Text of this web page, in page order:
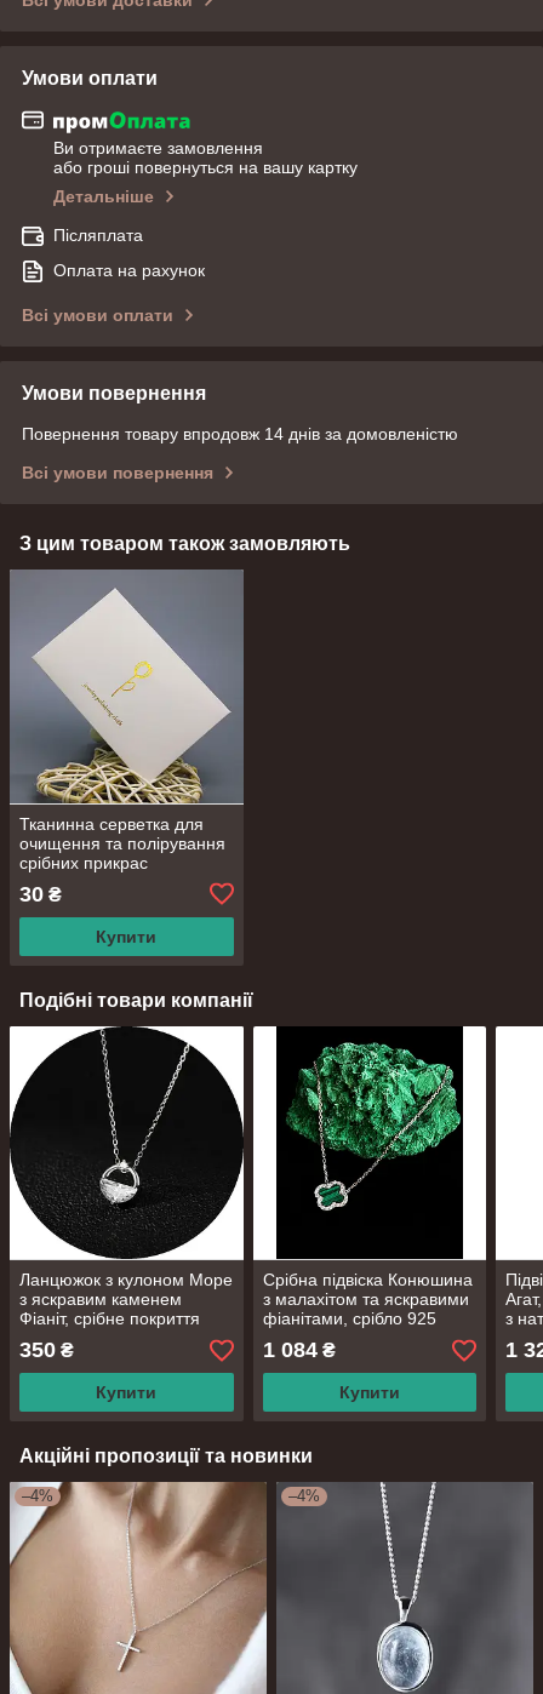
Умови оплати
Ви отримаєте замовлення
або гроші повернуться на вашу картку
Детальніше
Післяплата
Оплата на рахунок
Всі умови оплати
Умови повернення
Повернення товару впродовж 14 днів за домовленістю
Всі умови повернення
З цим товаром також замовляють
Тканинна серветка для
очищення та полірування
срібних прикрас
30 ₴
Купити
Подібні товари компанії
Ланцюжок з кулоном Море
з яскравим каменем
Фіаніт, срібне покриття
925 проби, довжина 40+4
см
350 ₴
Купити
Срібна підвіска Конюшина
з малахітом та яскравими
фіанітами, срібло 925
проби, довжина 44,5 см
1 084₴
Купити
з
1
Акційні пропозиції та новинки
–4% –4%